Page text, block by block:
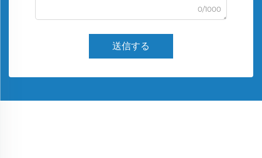
0/1000
送信する